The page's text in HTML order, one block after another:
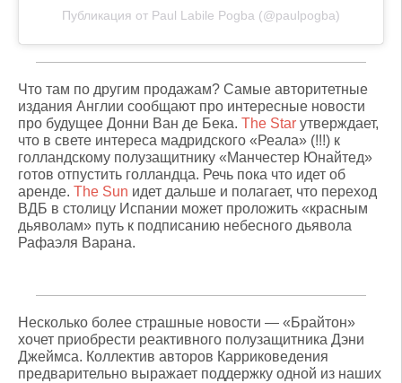
Публикация от Paul Labile Pogba (@paulpogba)
Что там по другим продажам? Самые авторитетные
издания Англии сообщают про интересные новости
про будущее Донни Ван де Бека. The Star утверждает,
что в свете интереса мадридского «Реала» (!!!) к
голландскому полузащитнику «Манчестер Юнайтед»
готов отпустить голландца. Речь пока что идет об
аренде. The Sun идет дальше и полагает, что переход
ВДБ в столицу Испании может проложить «красным
дьяволам» путь к подписанию небесного дьявола
Рафаэля Варана.
Несколько более страшные новости — «Брайтон»
хочет приобрести реактивного полузащитника Дэни
Джеймса. Коллектив авторов Карриковедения
предварительно выражает поддержку одной из наших